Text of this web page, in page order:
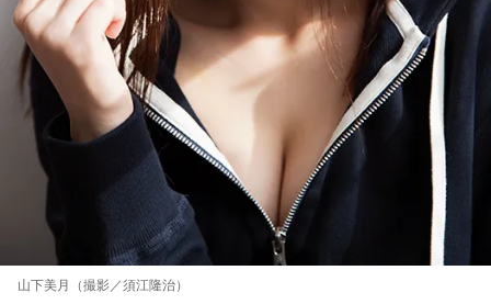
山下美月（撮影／須江隆治）